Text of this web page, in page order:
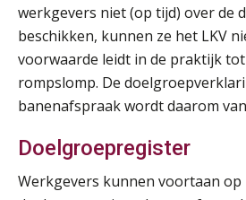
werkgevers niet (op tijd) over de
beschikken, kunnen ze het LKV
voorwaarde leidt in de praktijk
rompslomp. De
banenafspraak wordt daarom
Doelgroepregister
Werkgevers kunnen voortaan op
01
SEP
MOCuitgevers
03
SEP
MOCuitgevers
07
SEP
MOCuitgevers